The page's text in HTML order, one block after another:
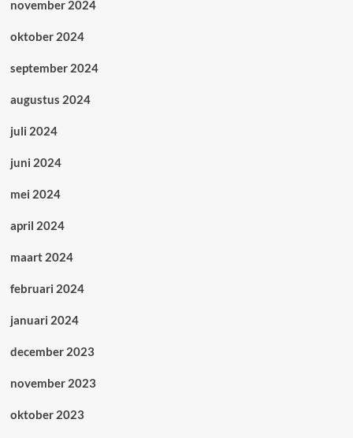
november 2024
oktober 2024
september 2024
augustus 2024
juli 2024
juni 2024
mei 2024
april 2024
maart 2024
februari 2024
januari 2024
december 2023
november 2023
oktober 2023